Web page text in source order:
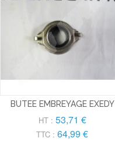
BUTEE EMBREYAGE EXEDY
HT : 53,71 €
TTC : 64,99 €